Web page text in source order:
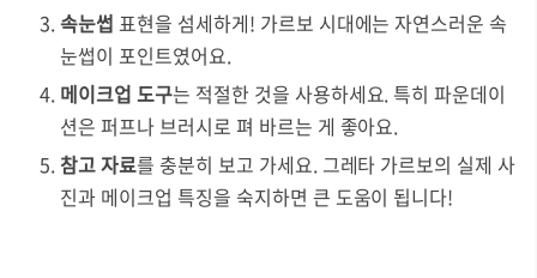
속눈썹 표현을 섬세하게! 가르보 시대에는 자연스러운 속
눈썹이 포인트였어요.
메이크업 도구는 적절한 것을 사용하세요. 특히 파운데이
션은 퍼프나 브러시로 펴 바르는 게 좋아요.
참고 자료를 충분히 보고 가세요. 그레타 가르보의 실제 사
진과 메이크업 특징을 숙지하면 큰 도움이 됩니다!